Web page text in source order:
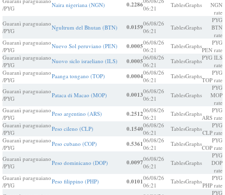
/PYG
Naira nigeriana (NGN) 0.228606:21
TablesGraphs
NGN
rate
Guaranì paraguaiano
/PYG
Ngultrum del Bhutan (BTN) 0.015906/08/26
06:21
TablesGraphs
PYG
BTN
rate
Guaranì paraguaiano
/PYG
Nuevo Sol peruviano (PEN) 0.000506/08/26
06:21
TablesGraphs
PYG
PEN rate
Guaranì paraguaiano
/PYG
Nuovo siclo israeliano (ILS) 0.000506/08/26
06:21
TablesGraphsPYG ILS
rate
Guaranì paraguaiano
/PYG
Paanga tongano (TOP) 0.000406/08/26
06:21
TablesGraphs
PYG
TOP rate
Guaranì paraguaiano
/PYG
Pataca di Macao (MOP) 0.001306/08/26
06:21
TablesGraphs
PYG
MOP
rate
Guaranì paraguaiano
/PYG
Peso argentino (ARS) 0.251206/08/26
06:21
TablesGraphs
PYG
ARS rate
Guaranì paraguaiano
/PYG
Peso cileno (CLP) 0.154006/08/26
06:21
TablesGraphs
PYG
CLP rate
Guaranì paraguaiano
/PYG
Peso cubano (COP) 0.536106/08/26
06:21
TablesGraphs
PYG
COP rate
Guaranì paraguaiano
/PYG
Peso dominicano (DOP) 0.009706/08/26
06:21
TablesGraphs
PYG
DOP
rate
Guaranì paraguaiano
/PYG
Peso filippino (PHP) 0.010106/08/26
06:21
TablesGraphs
PYG
PHP rate
PYG